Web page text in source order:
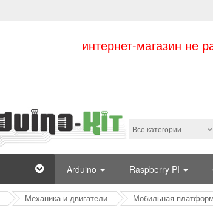
интернет-магазин не
Arduino Raspberry PI
Механика и двигатели Мобильная